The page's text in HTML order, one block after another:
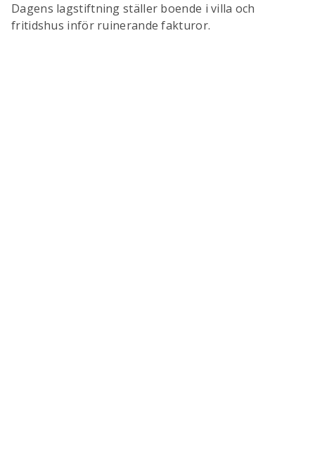
Dagens lagstiftning ställer boende i villa och
fritidshus inför ruinerande fakturor.